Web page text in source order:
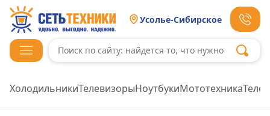
Усолье-Сибирское
ХолодильникиТелевизорыНоутбукиМототехника